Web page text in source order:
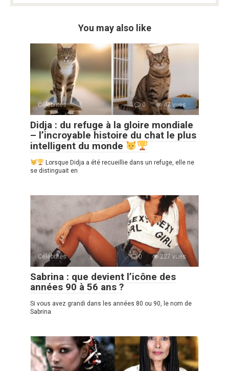
You may also like
Célébrités 0 47 vues
Didja : du refuge à la gloire mondiale
– l’incroyable histoire du chat le plus
intelligent du monde
Lorsque Didja a été recueillie dans un refuge, elle ne
se distinguait en
Célébrités 0 227 vues
Sabrina : que devient l’icône des
années 90 à 56 ans ?
Si vous avez grandi dans les années 80 ou 90, le nom de
Sabrina